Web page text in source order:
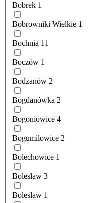
Bobrek 1
Bobrowniki Wielkie 1
Bochnia 11
Boczów 1
Bodzanów 2
Bogdanówka 2
Bogoniowice 4
Bogumiłowice 2
Bolechowice 1
Bolesław 3
Bolesław 1